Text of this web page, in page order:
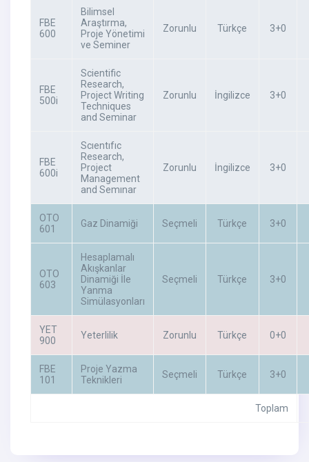
FBE
600
Bilimsel
Araştırma,
Proje Yönetimi
ve Seminer
Zorunlu Türkçe 3+0
FBE
500i
Scientific
Research,
Project Writing
Techniques
and Seminar
Zorunlu İngilizce 3+0
FBE
600i
Scıentıfıc
Research,
Project
Management
and Semınar
Zorunlu İngilizce 3+0
OTO
601
Gaz Dinamiği Seçmeli Türkçe 3+0
OTO
603
Hesaplamalı
Akışkanlar
Dinamiği İle
Yanma
Simülasyonları
Seçmeli Türkçe 3+0
YET
900
Yeterlilik Zorunlu Türkçe 0+0
FBE
101
Proje Yazma
Teknikleri
Seçmeli Türkçe 3+0
Toplam